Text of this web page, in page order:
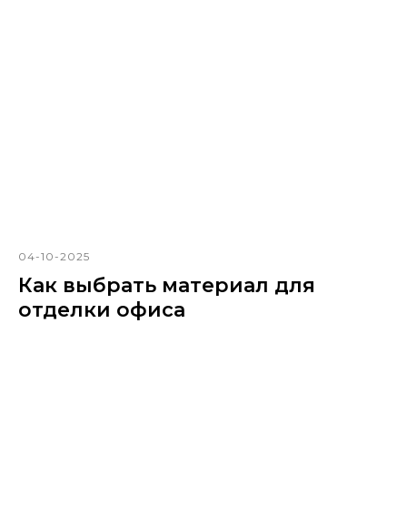
04-10-2025
Как выбрать материал для
отделки офиса